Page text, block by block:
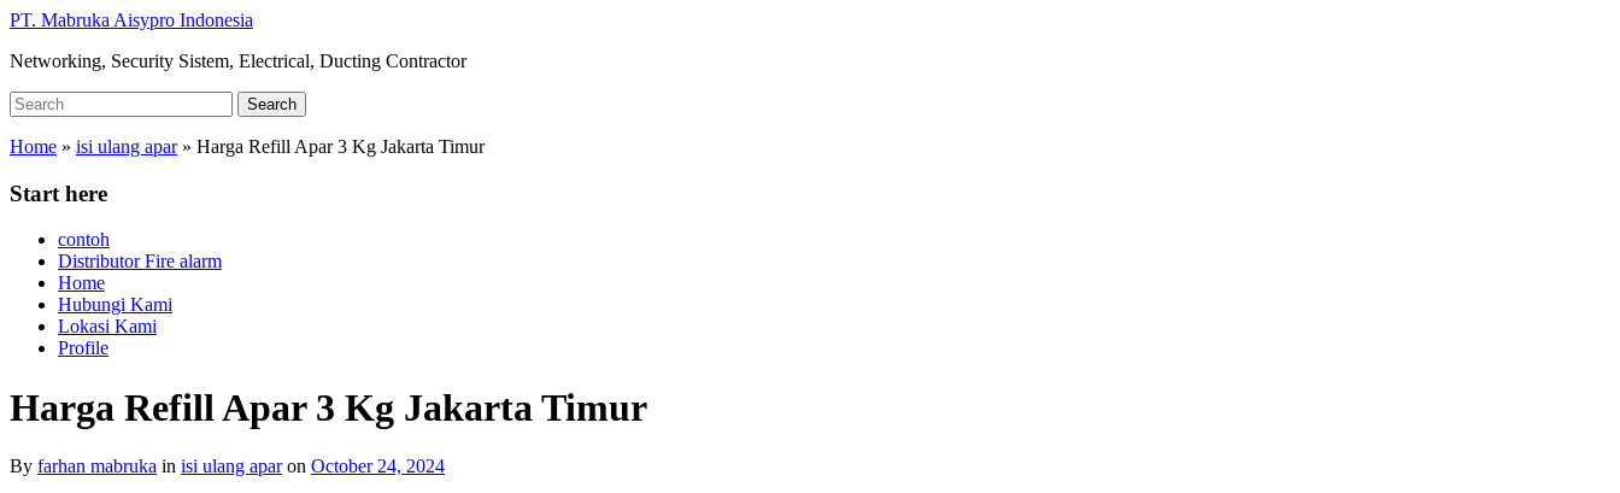
Skip
main
PT. Mabruka Aisypro Indonesia
Networking, Security Sistem, Electrical, Ducting Contractor
Search
for:
Search
Home » isi ulang apar» Harga Refill Apar 3 Kg Jakarta Timur
Start here
contoh
Distributor Fire alarm
Home
Hubungi Kami
Lokasi Kami
Profile
Harga Refill Apar 3 Kg Jakarta Timur
By farhan mabruka in isi ulang aparon October 24, 2024